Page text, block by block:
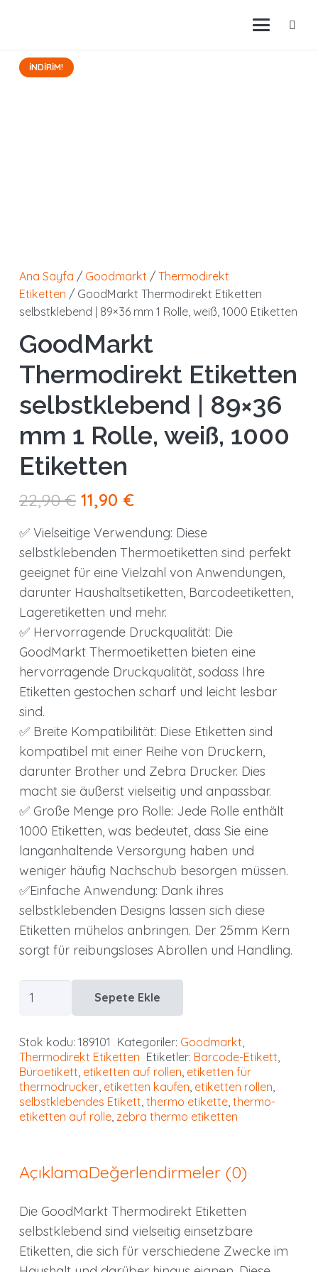
İNDIRIM!
Ana Sayfa / Goodmarkt / Thermodirekt
Etiketten / GoodMarkt Thermodirekt Etiketten
selbstklebend | 89×36 mm 1 Rolle, weiß, 1000 Etiketten
GoodMarkt
Thermodirekt Etiketten
selbstklebend | 89×36
mm 1 Rolle, weiß, 1000
Etiketten
22,90€ Orijinal
22,90 €.
11,90 €Şu
fiyat:
11,90 €.
✅ Vielseitige Verwendung: Diese
selbstklebenden Thermoetiketten sind perfekt
geeignet für eine Vielzahl von Anwendungen,
darunter Haushaltsetiketten, Barcodeetiketten,
Lageretiketten und mehr.
✅ Hervorragende Druckqualität: Die
GoodMarkt Thermoetiketten bieten eine
hervorragende Druckqualität, sodass Ihre
Etiketten gestochen scharf und leicht lesbar
sind.
✅ Breite Kompatibilität: Diese Etiketten sind
kompatibel mit einer Reihe von Druckern,
darunter Brother und Zebra Drucker. Dies
macht sie äußerst vielseitig und anpassbar.
✅ Große Menge pro Rolle: Jede Rolle enthält
1000 Etiketten, was bedeutet, dass Sie eine
langanhaltende Versorgung haben und
weniger häufig Nachschub besorgen müssen.
✅Einfache Anwendung: Dank ihres
selbstklebenden Designs lassen sich diese
Etiketten mühelos anbringen. Der 25mm Kern
sorgt für reibungsloses Abrollen und Handling.
GoodMarkt
selbstklebend
|
89x36
mm
weiß,
Etiketten
adet
Sepete Ekle
Stok kodu: 189101 Kategoriler: Goodmarkt,
Thermodirekt Etiketten Etiketler: Barcode-Etikett,
Büroetikett, etiketten auf rollen, etiketten für
thermodrucker, etiketten kaufen, etiketten rollen,
selbstklebendes Etikett, thermo etikette, thermo-
etiketten auf rolle, zebra thermo etiketten
AçıklamaDeğerlendirmeler (0)
Die GoodMarkt Thermodirekt Etiketten
selbstklebend sind vielseitig einsetzbare
Etiketten, die sich für verschiedene Zwecke im